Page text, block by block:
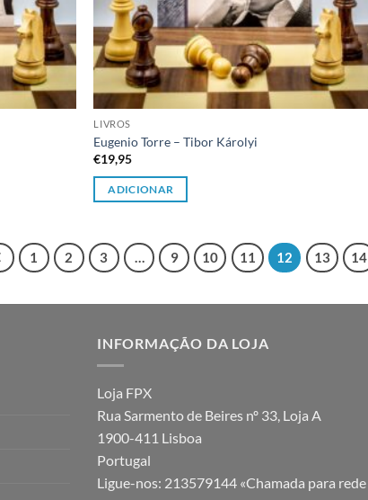
LIVROS
Eugenio Torre – Tibor Károlyi
€19,95
ADICIONAR
1 2 3 9 10 11 12 13 14
INFORMAÇÃO DA LOJA
Loja FPX
Rua Sarmento de Beires nº 33, Loja A
1900-411 Lisboa
Portugal
Ligue-nos: 213579144 «Chamada para rede